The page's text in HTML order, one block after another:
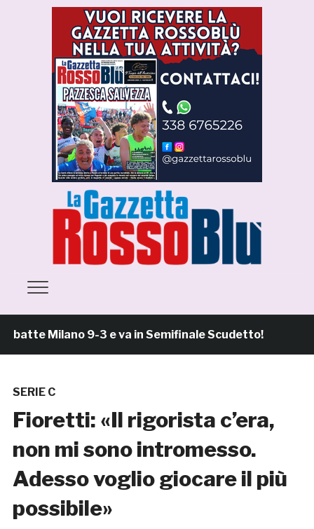
Milano 9-3 e va in Semifinale Scudetto!
SERIE C
Fioretti: «Il rigorista c’era,
non mi sono intromesso.
Adesso voglio giocare il più
possibile»